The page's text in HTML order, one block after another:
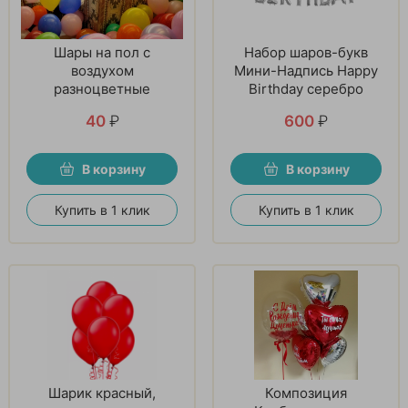
Шары на пол с
воздухом
разноцветные
40 ₽
В корзину
Купить в 1 клик
Набор шаров-букв
Мини-Надпись Happy
Birthday серебро
600 ₽
В корзину
Купить в 1 клик
Шарик красный,
Композиция